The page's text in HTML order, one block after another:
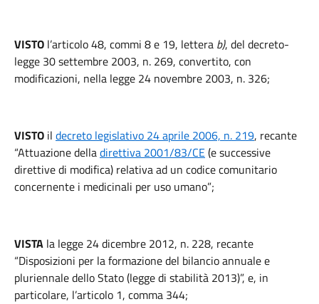
VISTO l’articolo 48, commi 8 e 19, lettera b), del decreto-
legge 30 settembre 2003, n. 269, convertito, con
modificazioni, nella legge 24 novembre 2003, n. 326;
VISTO il decreto legislativo 24 aprile 2006, n. 219, recante
“Attuazione delladirettiva 2001/83/CE(e successive
direttive di modifica) relativa ad un codice comunitario
concernente i medicinali per uso umano”;
VISTA la legge 24 dicembre 2012, n. 228, recante
“Disposizioni per la formazione del bilancio annuale e
pluriennale dello Stato (legge di stabilità 2013)”, e, in
particolare, l’articolo 1, comma 344;